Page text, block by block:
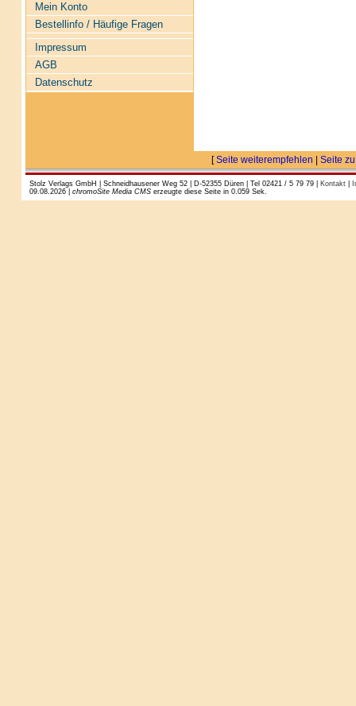
Mein Konto
Bestellinfo / Häufige Fragen
Impressum
AGB
Datenschutz
[Seite weiterempfehlen Seite
Stolz Verlags GmbH | Schneidhausener Weg 52 | D-52355 Düren | Tel 02421 / 5 79 79 | Kontakt|
09.08.2026 | chromoSite Media CMSerzeugte diese Seite in 0.059 Sek.